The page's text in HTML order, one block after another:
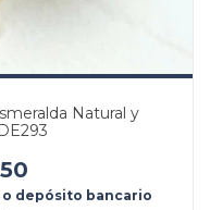
Natural y
depósito bancario